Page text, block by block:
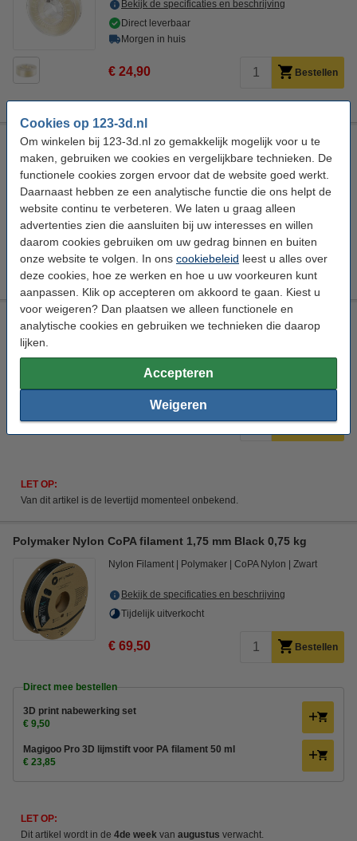
Cookies op 123-3d.nl
Om winkelen bij 123-3d.nl zo gemakkelijk mogelijk voor u te
maken, gebruiken we cookies en vergelijkbare technieken. De
functionele cookies zorgen ervoor dat de website goed werkt.
Daarnaast hebben ze een analytische functie die ons helpt de
website continu te verbeteren. We laten u graag alleen
advertenties zien die aansluiten bij uw interesses en willen
daarom cookies gebruiken om uw gedrag binnen en buiten
onze website te volgen. In ons cookiebeleid leest u alles over
deze cookies, hoe ze werken en hoe u uw voorkeuren kunt
aanpassen. Klik op accepteren om akkoord te gaan. Kiest u
voor weigeren? Dan plaatsen we alleen functionele en
analytische cookies en gebruiken we technieken die daarop
lijken.
Accepteren
Weigeren
Bekijk de specificaties en beschrijving
Direct leverbaar
Morgen in huis
€ 24,90 Bestellen
Bedrock 3D PA filament Naturel 1,75 mm 0,75 kg
Nylon Filament Bedrock 3D PA Zwart
Bekijk de specificaties en beschrijving
Direct leverbaar
Morgen in huis
€ 54,50 Bestellen
eSun PA-CF filament 1,75 mm zwart 1 kg (Nylon)
Bekijk de specificaties en beschrijving
Tijdelijk uitverkocht
€ 53,95 Bestellen
LET OP:
Van dit artikel is de levertijd momenteel onbekend.
Polymaker Nylon CoPA filament 1,75 mm Black 0,75 kg
Nylon Filament Polymaker CoPA Nylon Zwart
Bekijk de specificaties en beschrijving
Tijdelijk uitverkocht
€ 69,50 Bestellen
Direct mee bestellen
3D print nabewerking set
€ 9,50
Magigoo Pro 3D lijmstift voor PA filament 50 ml
€ 23,85
LET OP:
Dit artikel wordt in de 4de week van augustus verwacht.